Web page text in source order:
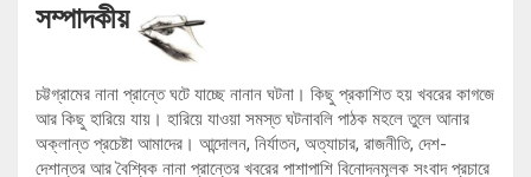
সম্পাদকীয়
চট্টগ্রামের নানা প্রান্তে ঘটে যাচ্ছে নানান ঘটনা। কিছু প্রকাশিত হয় খবরের কাগজে
আর কিছু হারিয়ে যায়। হারিয়ে যাওয়া সমস্ত ঘটনাবলি পাঠক মহলে তুলে আনার
অক্লান্ত প্রচেষ্টা আমাদের। আন্দোলন, নির্যাতন, অত্যাচার, রাজনীতি, দেশ-
দেশান্তর আর বৈশ্বিক নানা প্রান্তের খবরের পাশাপাশি বিনোদনমূলক সংবাদ প্রচারে